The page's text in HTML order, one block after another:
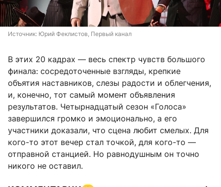
Источник: Юрий Феклистов, Первый канал
В этих 20 кадрах — весь спектр чувств большого
финала: сосредоточенные взгляды, крепкие
объятия наставников, слезы радости и облегчения,
и, конечно, тот самый момент объявления
результатов. Четырнадцатый сезон «Голоса»
завершился громко и эмоционально, а его
участники доказали, что сцена любит смелых. Для
кого-то этот вечер стал точкой, для кого-то —
отправной станцией. Но равнодушным он точно
никого не оставил.